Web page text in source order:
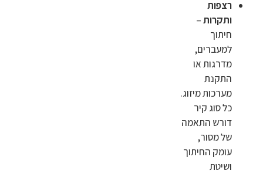
רצפות
ותקרות–
חיתוך
למעברים,
מדרגות או
התקנת
מערכות מיזוג.
כל סוג קיר
דורש התאמה
של מסור,
עומק החיתוך
ושיטת